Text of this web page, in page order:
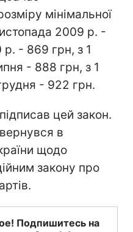
мінімальної
2009 р. -
р. - 869 грн, з 1
- 888 грн, з 1
- 922 грн.
цей закон.
в
щодо
закону про
Подпишитесь на